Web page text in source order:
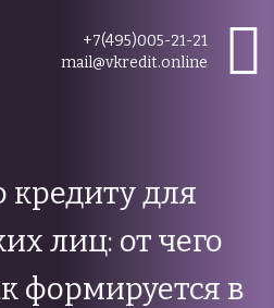
+7(495)005-21-21
mail@vkredit.online
кредиту для
лиц: от чего
формируется в